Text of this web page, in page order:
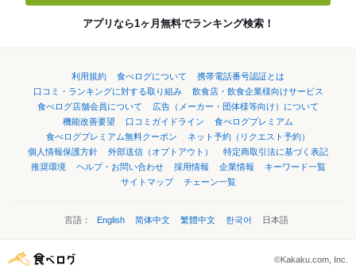
アプリなら1ヶ月無料でランキング検索！
利用規約 食べログについて
携帯電話番号認証とは
口コミ・ランキングに対する取り組み
飲食店・飲食企業様向けサービス
食べログ店舗会員について
広告（メーカー・団体様等向け）について
機能改善要望
口コミガイドライン
食べログプレミアム
食べログプレミアム無料クーポン
ネット予約（リクエスト予約）
個人情報保護方針
外部送信（オプトアウト）
特定商取引法に基づく表記
推奨環境
ヘルプ・お問い合わせ 採用情報 企業情報
キーワード一覧
サイトマップ
チェーン一覧
言語： English 简体中文 繁體中文 한국어 日本語
©Kakaku.com, Inc.